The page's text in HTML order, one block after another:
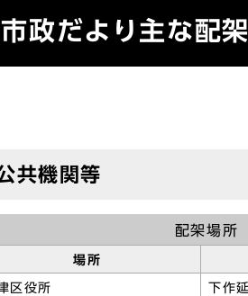
政だより主な配架
共機関等
配架場所
場所
区役所 下作